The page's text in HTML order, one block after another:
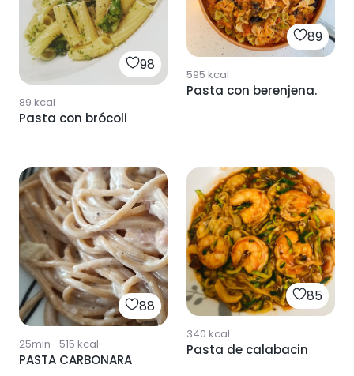
98
89 kcal
Pasta con brócoli
89
595 kcal
Pasta con berenjena.
88
25min · 515 kcal
PASTA CARBONARA
85
340 kcal
Pasta de calabacin